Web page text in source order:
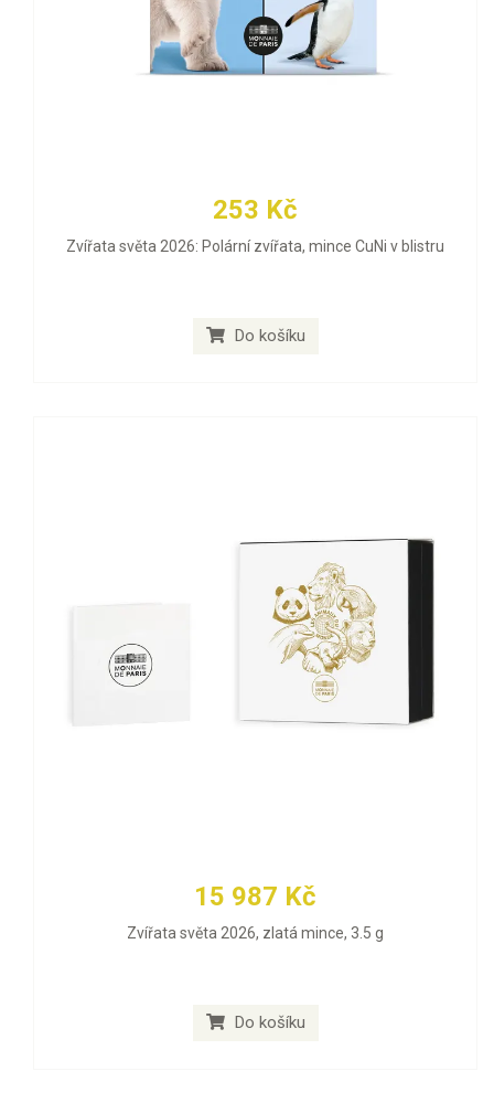
253 Kč
Zvířata světa 2026: Polární zvířata, mince CuNi v blistru
Do košíku
15 987 Kč
Zvířata světa 2026, zlatá mince, 3.5 g
Do košíku